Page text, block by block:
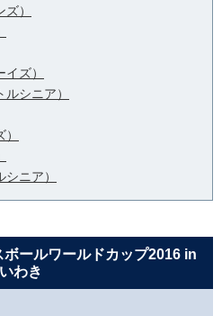
）
ズ）
シニア）
ニア）
ールワールドカップ2016 in
いわき